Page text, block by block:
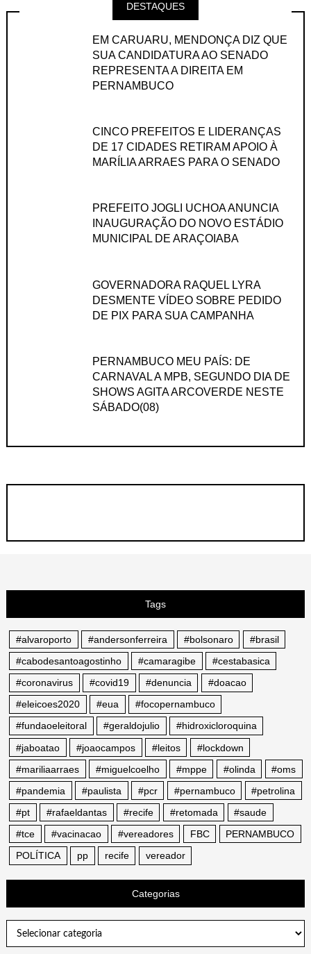
DESTAQUES
EM CARUARU, MENDONÇA DIZ QUE
SUA CANDIDATURA AO SENADO
REPRESENTA A DIREITA EM
PERNAMBUCO
CINCO PREFEITOS E LIDERANÇAS
DE 17 CIDADES RETIRAM APOIO À
MARÍLIA ARRAES PARA O SENADO
PREFEITO JOGLI UCHOA ANUNCIA
INAUGURAÇÃO DO NOVO ESTÁDIO
MUNICIPAL DE ARAÇOIABA
GOVERNADORA RAQUEL LYRA
DESMENTE VÍDEO SOBRE PEDIDO
DE PIX PARA SUA CAMPANHA
PERNAMBUCO MEU PAÍS: DE
CARNAVAL A MPB, SEGUNDO DIA DE
SHOWS AGITA ARCOVERDE NESTE
SÁBADO(08)
Tags
#alvaroporto #andersonferreira #bolsonaro
#brasil
#cabodesantoagostinho
#camaragibe
#cestabasica
#coronavirus
#covid19 #denuncia
#doacao
#eleicoes2020
#eua
#focopernambuco
#fundaoeleitoral
#geraldojulio
#hidroxicloroquina
#jaboatao
#joaocampos #leitos
#lockdown
#mariliaarraes
#miguelcoelho #mppe #olinda
#oms
#pandemia
#paulista #pcr #pernambuco
#petrolina
#pt
#rafaeldantas #recife #retomada
#saude
#tce
#vacinacao #vereadores FBC
PERNAMBUCO
POLÍTICA
pp recife vereador
Categorias